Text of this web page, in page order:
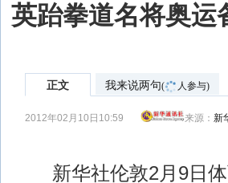
英跆拳道名将奥运
正文 我来说两句( 人参与)
2012年02月10日10:59 来源：新
新华社伦敦2月9日